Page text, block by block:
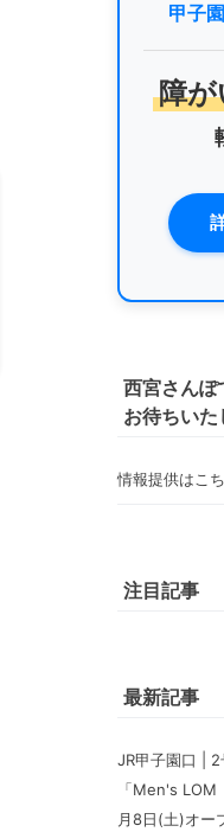
甲子
障
西宮さんぽ
お待ちいた
情報提供はこ
注目記事
最新記事
JR甲子園口 |
「Men's
月8日(土)オー